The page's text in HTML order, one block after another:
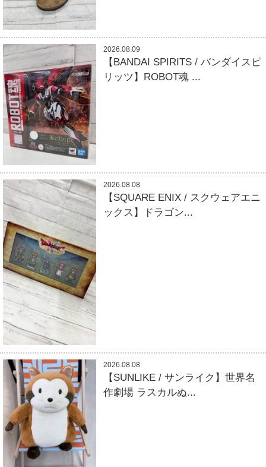
2026.08.09
【BANDAI SPIRITS / バンダイスピ
リッツ】ROBOT魂 ...
2026.08.08
【SQUARE ENIX / スクウェアエニ
ックス】ドラゴン...
2026.08.08
【SUNLIKE / サンライク】世界名
作劇場 ラスカルぬ...